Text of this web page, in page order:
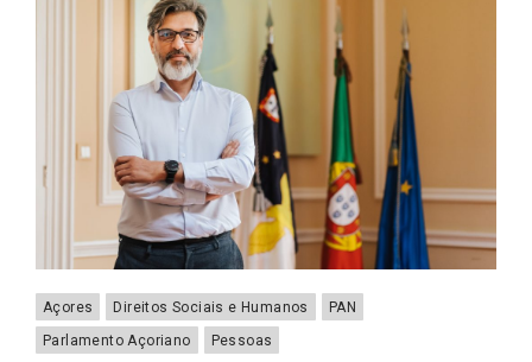
Açores Direitos Sociais e Humanos
PAN
Parlamento Açoriano
Pessoas